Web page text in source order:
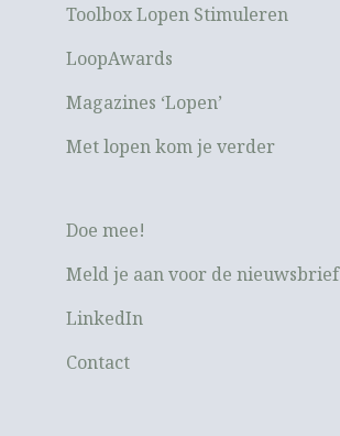
Toolbox Lopen Stimuleren
LoopAwards
Magazines ‘Lopen’
Met lopen kom je verder
Doe mee!
Meld je aan voor de nieuwsbrief
LinkedIn
Contact